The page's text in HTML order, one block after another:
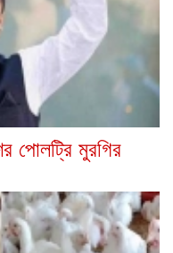
পোলট্রি মুরগির